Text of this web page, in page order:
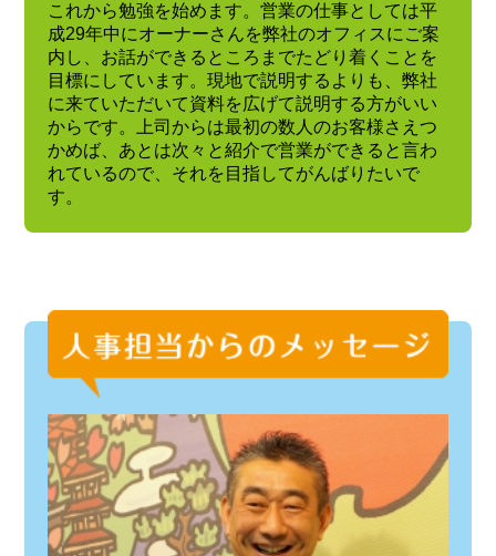
これから勉強を始めます。営業の仕事としては平
成29年中にオーナーさんを弊社のオフィスにご案
内し、お話ができるところまでたどり着くことを
目標にしています。現地で説明するよりも、弊社
に来ていただいて資料を広げて説明する方がいい
からです。上司からは最初の数人のお客様さえつ
かめば、あとは次々と紹介で営業ができると言わ
れているので、それを目指してがんばりたいで
す。